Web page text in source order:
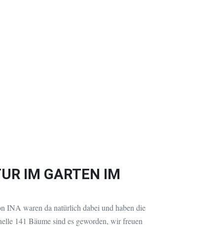
IM GARTEN IM
INA waren da natürlich dabei und haben die
141 Bäume sind es geworden, wir freuen